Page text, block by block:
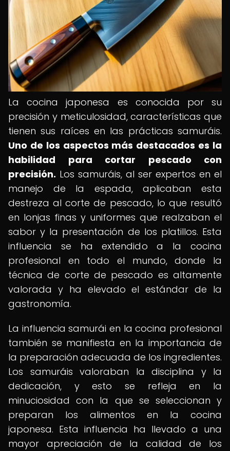
La cocina japonesa es conocida por su
precisión y meticulosidad, características que
tienen sus raíces en las prácticas samuráis.
Uno de los aspectos más destacados es la
habilidad para cortar pescado con
precisión. Los samuráis, al ser expertos en el
manejo de la espada, aplicaban esta
destreza al corte de pescado, lo que resultó
en lonjas finas y uniformes que realzaban el
sabor y la presentación de los platillos. Esta
influencia se ha extendido a la cocina
profesional en todo el mundo, donde la
técnica de corte de pescado es altamente
valorada y ha elevado el estándar de la
gastronomía.
La influencia samurái en la cocina profesional
también se manifiesta en la importancia de
la preparación adecuada de los ingredientes.
Los samuráis valoraban la disciplina y la
dedicación, y esto se refleja en la
minuciosidad con la que se seleccionan y
preparan los alimentos en la cocina
japonesa. Esta influencia ha llevado a una
mayor apreciación de la calidad de los